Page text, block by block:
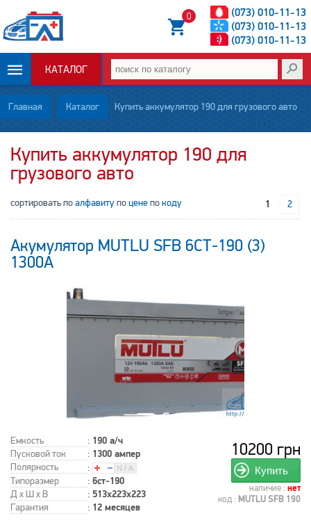
(073) 010-11-13
(073) 010-11-13
(073) 010-11-13
0
КАТАЛОГ
ОПЛАТА И
ДОСТАВКА
НОВОСТИ
СТАТЬИ
О НАС
КОНТАКТЫ
Главная Каталог Купить аккумулятор 190 для грузового авто
Купить аккумулятор 190 для
грузового авто
1 2
сортировать поалфавитупоценепокоду
Акумулятор MUTLU SFB 6СТ-190 (3)
1300А
Емкость : 190 а/ч
Пусковой ток : 1300 ампер
Полярность
:
Типоразмер
: 6ст-190
Д x Ш x В : 513x223x223
Гарантия : 12 месяцев
10200 грн
Купить
наличие : нет
код : MUTLU SFB 190